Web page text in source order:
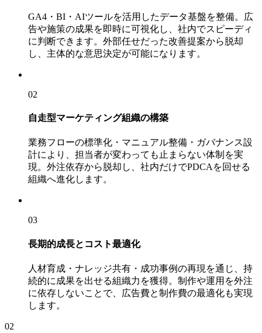
GA4・BI・AIツールを活用したデータ基盤を整備。広
告や施策の成果を即時に可視化し、社内でスピーディ
に判断できます。外部任せだった改善提案から脱却
し、主体的な意思決定が可能になります。
02
自走型マーケティング組織の構築
業務フローの標準化・マニュアル整備・ガバナンス設
計により、担当者が変わっても止まらない体制を実
現。外注依存から脱却し、社内だけでPDCAを回せる
組織へ進化します。
03
長期的成長とコスト最適化
人材育成・ナレッジ共有・成功事例の再現を通じ、持
続的に成果を出せる組織力を獲得。制作や運用を外注
に依存しないことで、広告費と制作費の最適化も実現
します。
02